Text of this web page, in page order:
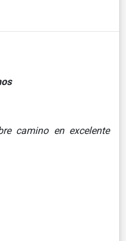
camino en excelente